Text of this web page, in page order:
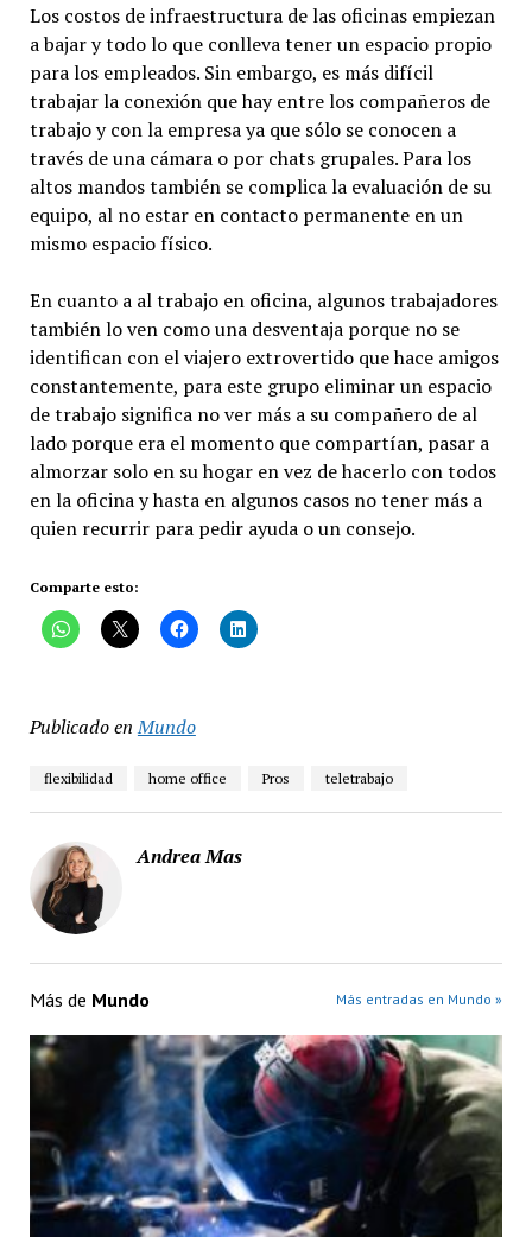
Los costos de infraestructura de las oficinas empiezan
a bajar y todo lo que conlleva tener un espacio propio
para los empleados. Sin embargo, es más difícil
trabajar la conexión que hay entre los compañeros de
trabajo y con la empresa ya que sólo se conocen a
través de una cámara o por chats grupales. Para los
altos mandos también se complica la evaluación de su
equipo, al no estar en contacto permanente en un
mismo espacio físico.
En cuanto a al trabajo en oficina, algunos trabajadores
también lo ven como una desventaja porque no se
identifican con el viajero extrovertido que hace amigos
constantemente, para este grupo eliminar un espacio
de trabajo significa no ver más a su compañero de al
lado porque era el momento que compartían, pasar a
almorzar solo en su hogar en vez de hacerlo con todos
en la oficina y hasta en algunos casos no tener más a
quien recurrir para pedir ayuda o un consejo.
Comparte esto:
Publicado en Mundo
flexibilidad home office Pros teletrabajo
Andrea Mas
Más de Mundo Más entradas en Mundo »